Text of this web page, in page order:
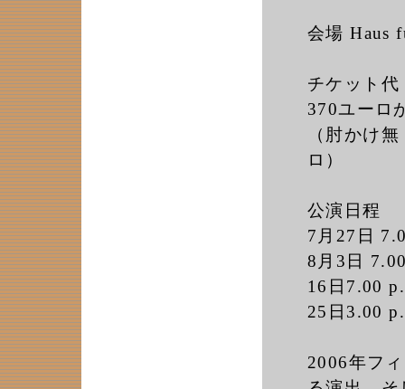
会場 Haus
チケット代
370ユーロ
（肘かけ
ロ）
公演日程
7月27日
8月3日
16日7.00
25日3.00
2006年フ